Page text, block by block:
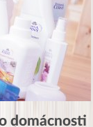
domácnosti